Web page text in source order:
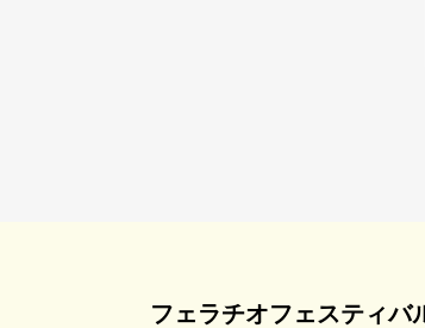
フェラチオフェスティバ